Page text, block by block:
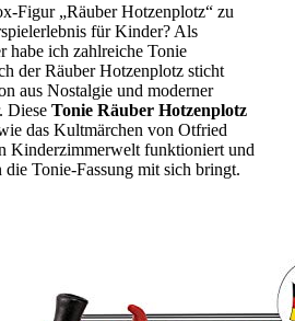
Figur „Räuber Hotzenplotz“ zu
für Kinder? Als
habe ich zahlreiche Tonie
der Räuber Hotzenplotz sticht
aus Nostalgie und moderner
Diese Tonie Räuber Hotzenplotz
das Kultmärchen von Otfried
Kinderzimmerwelt funktioniert und
die Tonie-Fassung mit sich bringt.